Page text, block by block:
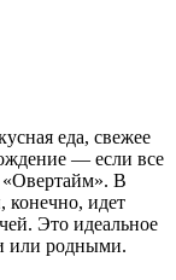
еда, свежее
— если все
«Овертайм». В
конечно, идет
Это идеальное
или родными.